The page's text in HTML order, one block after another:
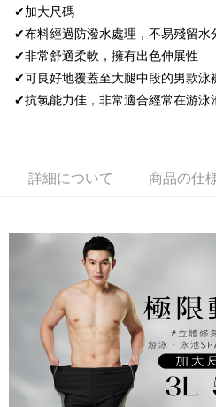
3. 実際の承認額、分割回数および費用
を基準とします。
4. 注文成立後30分以内に確認取引を行
合、注文は自動的にキャンセルされま
発生した場合は、システムの評価基準に
内容についての説明はいたしかねます。
締め日後に支払いリマインダーのSMS
【注意事項】
1. 本サービスは「台湾大哥大株式会社
って提供され、ユーザーが取引時に本
購入できるようにし、店舗が売買／分
後、契約に基づいて当社の請求書で帳
2. 「OP Pay Later」を利用する契約関
情報（名前、電話または住所を含む）
および利用するために、当社があなた
認、照合および修正を行います。
3. 完全なユーザーサービス規約につい
ウが表示されます。
3.注文するときのお支払いは不要です。
す。
4.ご注文が完了すると、携帯に支払い通
の場合は、AFTEE アプリプッシュ通知
5.商品受け取り時のお支払いは不要です
リをダウンロードして AFTEE 会員にな
お支払期限は、ショップが請求した期
とに計算されます。AFTEEで注文する
を延長できますが、商品を期限内に受
約商品や商品到着日が比較的遅い商品
わらず、AFTEEで指定された期限内にお
二、支払い限度額
1.初回 AFTEEを ご利用の際に、認証結
き、限度額が設定されます。
2.決済金額は最低NT$20です。
3.現在、台湾の会員のみご利用いただけ
説明
「Hami Point」為中華電信所提供之點數
ATM払い
代金引換
配送毎にNT$80、NT$499以上で送
萊爾富取貨付款
配送毎にNT$80、NT$799以上で送
付款後萊爾富取貨
配送毎にNT$80、NT$799以上で送
7-11取貨付款
配送毎にNT$80、NT$799以上で送
✔加大尺碼
✔布料經過防潑水處理，不易殘留水
✔非常舒適柔軟，擁有出色伸展性
✔可良好地覆蓋至大腿中段的男款泳
✔抗氯能力佳，非常適合經常在游泳
詳細について 商品の仕